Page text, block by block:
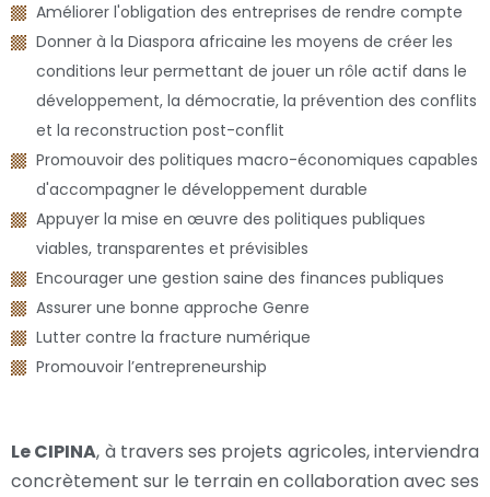
Améliorer l'obligation des entreprises de rendre compte
Donner à la Diaspora africaine les moyens de créer les
conditions leur permettant de jouer un rôle actif dans le
développement, la démocratie, la prévention des conflits
et la reconstruction post-conflit
Promouvoir des politiques macro-économiques capables
d'accompagner le développement durable
Appuyer la mise en œuvre des politiques publiques
viables, transparentes et prévisibles
Encourager une gestion saine des finances publiques
Assurer une bonne approche Genre
Lutter contre la fracture numérique
Promouvoir l’entrepreneurship
Le CIPINA, à travers ses projets agricoles, interviendra
concrètement sur le terrain en collaboration avec ses